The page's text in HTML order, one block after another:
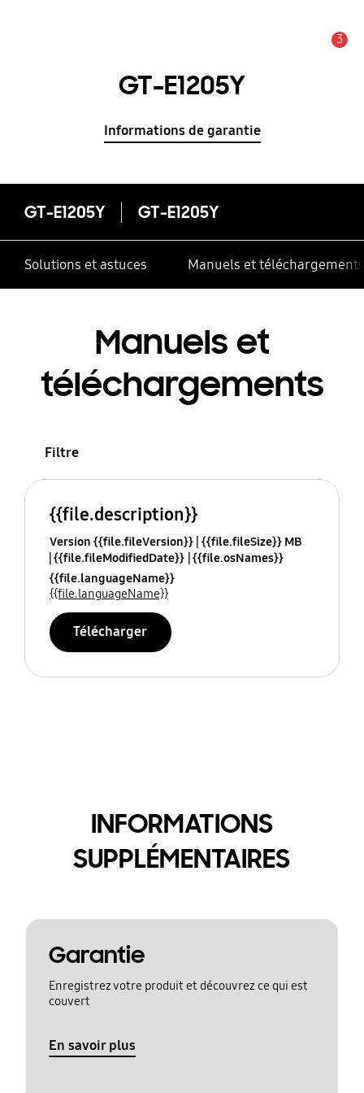
3
GT-E1205Y
Informations de garantie
GT-E1205Y GT-E1205Y
Solutions et astuces Manuels et téléchargements
Manuels et
téléchargements
Filtre
{{file.description}}
Version {{file.fileVersion}} {{file.fileSize}} MB
{{file.fileModifiedDate}} {{file.osNames}}
{{file.languageName}}
{{file.languageName}}
Télécharger
INFORMATIONS
SUPPLÉMENTAIRES
Garantie
Enregistrez votre produit et découvrez ce qui est
couvert
En savoir plus